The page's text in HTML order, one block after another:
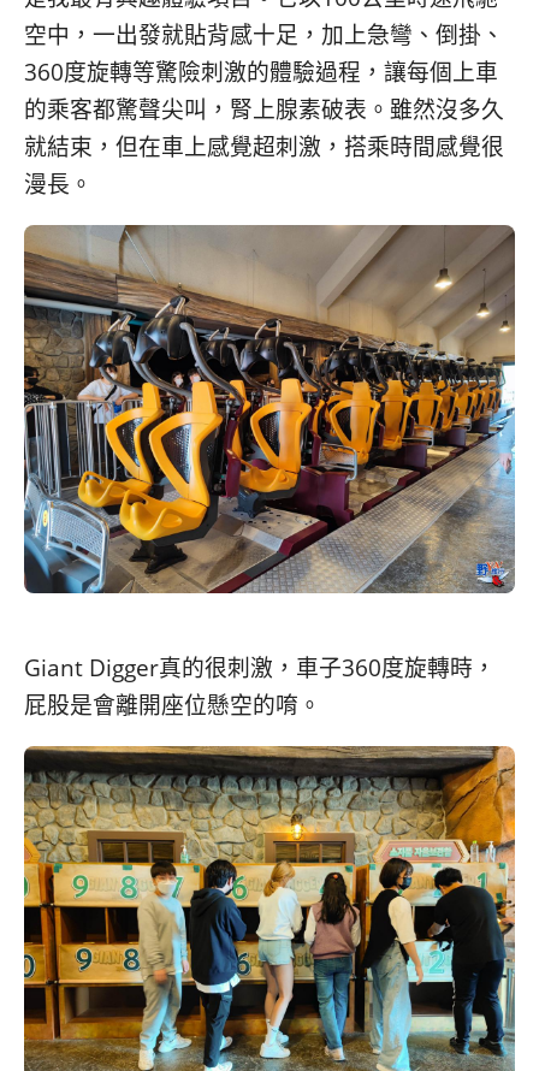
空中，一出發就貼背感十足，加上急彎、倒掛、
360度旋轉等驚險刺激的體驗過程，讓每個上車
的乘客都驚聲尖叫，腎上腺素破表。雖然沒多久
就結束，但在車上感覺超刺激，搭乘時間感覺很
漫長。
Giant Digger真的很刺激，車子360度旋轉時，
屁股是會離開座位懸空的唷。